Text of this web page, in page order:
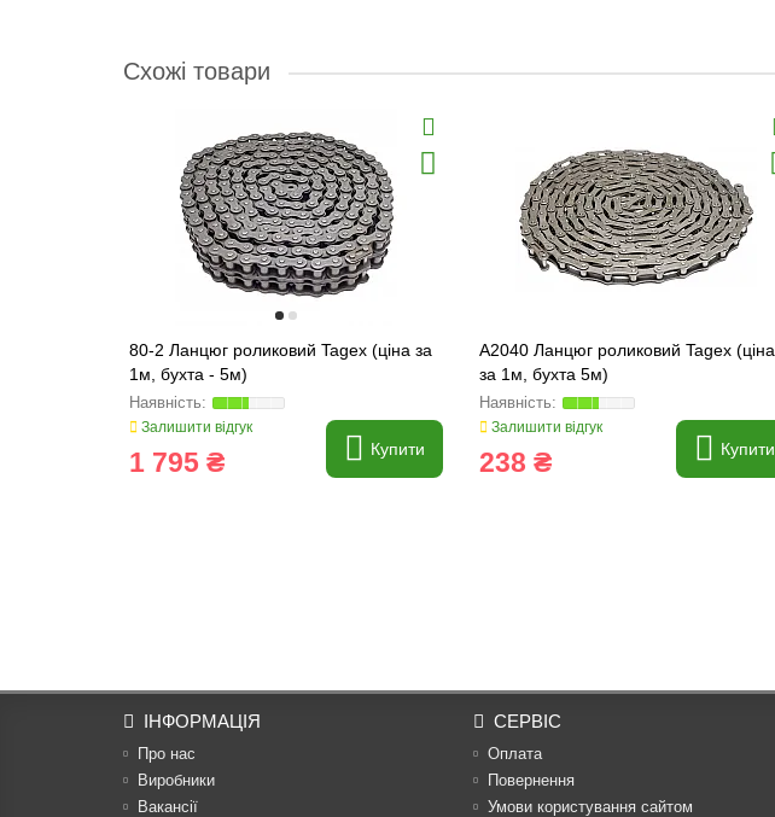
Схожі товари
80-2 Ланцюг роликовий Tagex (ціна за
1м, бухта - 5м)
Залишити відгук
1 795 ₴ Купити
A2040 Ланцюг роликовий Tagex (ціна
за 1м, бухта 5м)
Залишити відгук
238 ₴ Купити
ІНФОРМАЦІЯ
Про нас
Виробники
Вакансії
СЕРВІС
Оплата
Повернення
Умови користування сайтом